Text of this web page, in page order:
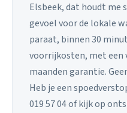
Elsbeek, dat houdt me
gevoel voor de lokale
paraat, binnen 30
voorrijkosten, met een
maanden garantie.
Heb je een
019 57 04 of kijk op